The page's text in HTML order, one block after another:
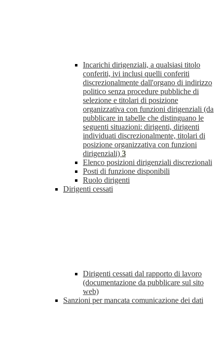
Incarichi dirigenziali, a qualsiasi titolo
conferiti, ivi inclusi quelli conferiti
discrezionalmente dall'organo di indirizzo
politico senza procedure pubbliche di
selezione e titolari di posizione
organizzativa con funzioni dirigenziali (da
pubblicare in tabelle che distinguano le
seguenti situazioni: dirigenti, dirigenti
individuati discrezionalmente, titolari di
posizione organizzativa con funzioni
dirigenziali) 3
Elenco posizioni dirigenziali discrezionali
Posti di funzione disponibili
Ruolo dirigenti
Dirigenti cessati
Dirigenti cessati dal rapporto di lavoro
(documentazione da pubblicare sul sito
web)
Sanzioni per mancata comunicazione dei dati